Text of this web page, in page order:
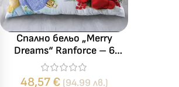
Спално бельо „Merry
Dreams“ Ranforce – 6
части – за спалня
48,57 € (94.99 лв.)
🎁 Късметът избра Вас!